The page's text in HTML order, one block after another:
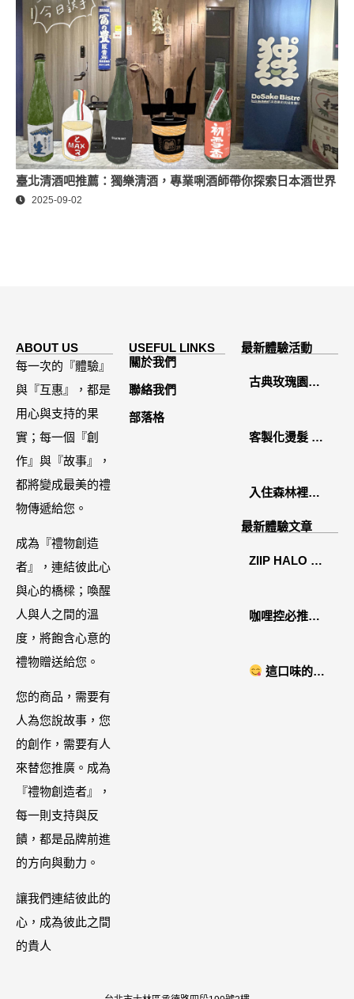
臺北清酒吧推薦：獨樂清酒，專業唎酒師帶你探索日本酒世界
2025-09-02
ABOUT US
每一次的『體驗』
與『互惠』，都是
用心與支持的果
實；每一個『創
作』與『故事』，
都將變成最美的禮
物傳遞給您。
成為『禮物創造
者』，連結彼此心
與心的橋樑；喚醒
人與人之間的溫
度，將飽含心意的
禮物贈送給您。
您的商品，需要有
人為您說故事，您
的創作，需要有人
來替您推廣。成為
『禮物創造者』，
每一則支持與反
饋，都是品牌前進
的方向與動力。
讓我們連結彼此的
心，成為彼此之間
的貴人
USEFUL LINKS
關於我們
聯絡我們
部落格
最新體驗活動
古典玫瑰園
禮盒開箱分享 /
客製化燙髮 鏡
入住森林裡的
住宿˙八番私人
最新體驗文章
ZIIP HALO 居
好萊塢名人加
家，奈米微電
咖哩控必推！
NYONYA」美
這口味的即